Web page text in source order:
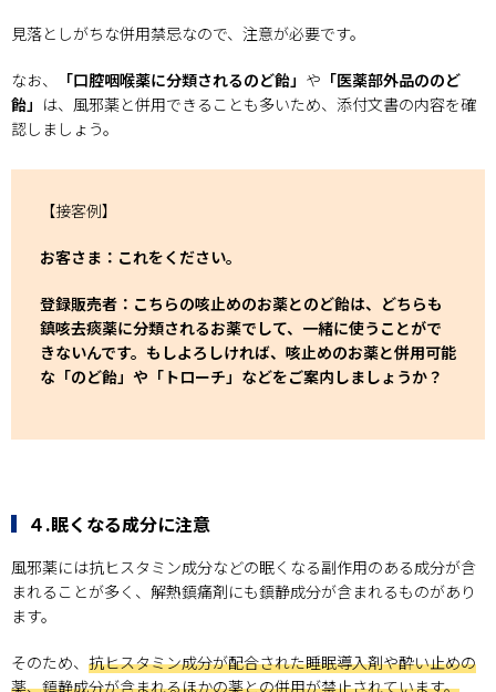
見落としがちな併用禁忌なので、注意が必要です。
なお、 「口腔咽喉薬に分類されるのど飴」 や 「医薬部外品ののど
飴」 は、風邪薬と併用できることも多いため、添付文書の内容を確
認しましょう。
【接客例】
お客さま：これをください。
登録販売者：こちらの咳止めのお薬とのど飴は、どちらも
鎮咳去痰薬に分類されるお薬でして、一緒に使うことがで
きないんです。もしよろしければ、咳止めのお薬と併用可能
な「のど飴」や「トローチ」などをご案内しましょうか？
４.眠くなる成分に注意
風邪薬には抗ヒスタミン成分などの眠くなる副作用のある成分が含
まれることが多く、解熱鎮痛剤にも鎮静成分が含まれるものがあり
ます。
そのため、 抗ヒスタミン成分が配合された睡眠導入剤や酔い止めの
薬、鎮静成分が含まれるほかの薬との併用が禁止されています。